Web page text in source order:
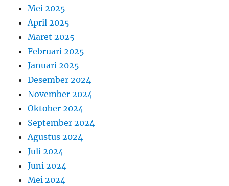
Mei 2025
April 2025
Maret 2025
Februari 2025
Januari 2025
Desember 2024
November 2024
Oktober 2024
September 2024
Agustus 2024
Juli 2024
Juni 2024
Mei 2024